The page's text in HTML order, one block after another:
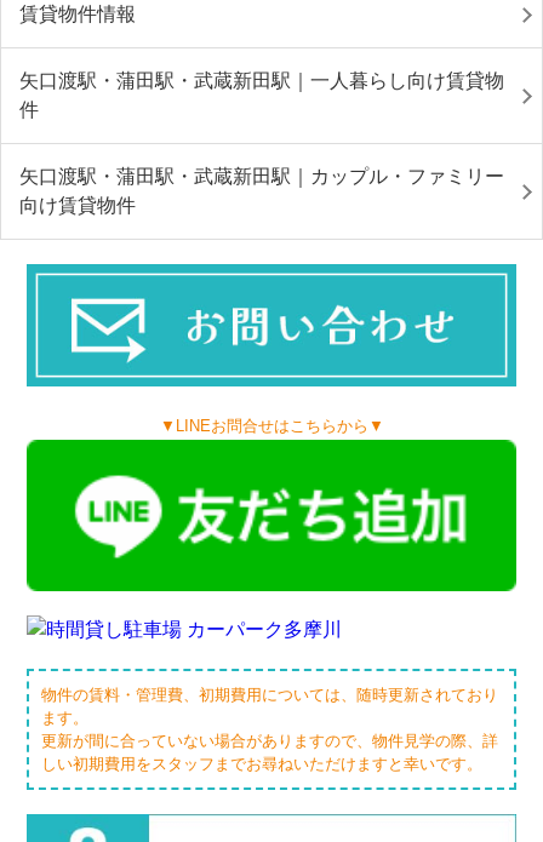
賃貸物件情報
矢口渡駅・蒲田駅・武蔵新田駅｜一人暮らし向け賃貸物
件
矢口渡駅・蒲田駅・武蔵新田駅｜カップル・ファミリー
向け賃貸物件
▼LINEお問合せはこちらから▼
物件の賃料・管理費、初期費用については、随時更新されており
ます。
更新が間に合っていない場合がありますので、物件見学の際、詳
しい初期費用をスタッフまでお尋ねいただけますと幸いです。